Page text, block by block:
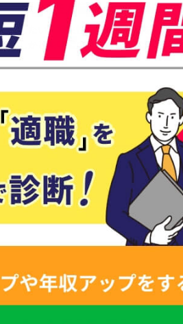
へ転職】法人営業への転職につ
ップしたい、将来性を求めて転職を考
。 しかし未経験の業界のことは知識が